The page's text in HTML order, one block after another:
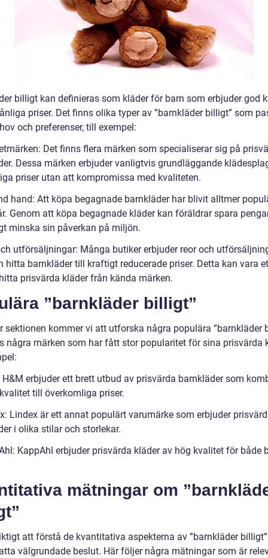
billigt kan definieras som kläder för barn som erbjuder god
priser. Det finns olika typer av ”barnkläder billigt” som
och preferenser, till exempel:
Det finns flera märken som specialiserar sig på
Dessa märken erbjuder vanligtvis grundläggande
priser utan att kompromissa med kvaliteten.
hand: Att köpa begagnade barnkläder har blivit alltmer
Genom att köpa begagnade kläder kan föräldrar spara
minska sin påverkan på miljön.
utförsäljningar: Många butiker erbjuder reor och
hitta barnkläder till kraftigt reducerade priser. Detta kan vara
prisvärda kläder från kända märken.
”barnkläder billigt”
sektionen kommer vi att utforska några populära ”barnkläder
några märken som har fått stor popularitet för sina prisvärda
H&M erbjuder ett brett utbud av prisvärda barnkläder som
till överkomliga priser.
Lindex är ett annat populärt varumärke som erbjuder
i olika stilar och storlekar.
KappAhl erbjuder prisvärda kläder av hög kvalitet för både
mätningar om
att förstå de kvantitativa aspekterna av ”barnkläder
välgrundade beslut. Här följer några mätningar som är